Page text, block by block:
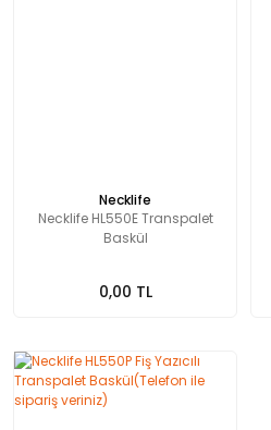
Necklife
Necklife HL550E Transpalet
Baskül
0,00 TL